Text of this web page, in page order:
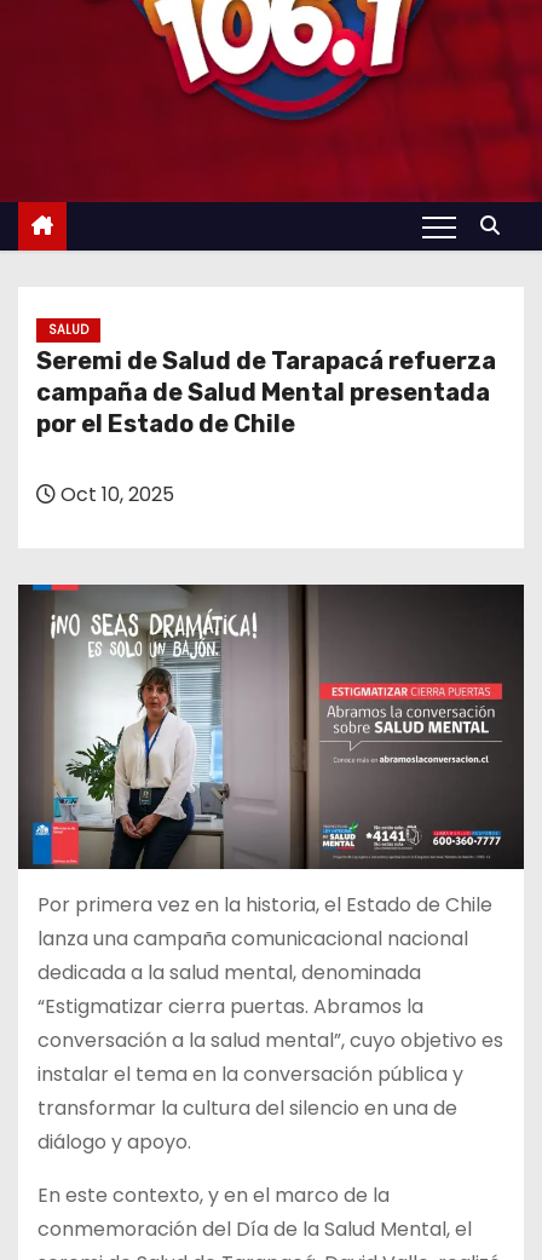
SALUD
Seremi de Salud de Tarapacá refuerza
campaña de Salud Mental presentada
por el Estado de Chile
Oct 10, 2025
Por primera vez en la historia, el Estado de Chile
lanza una campaña comunicacional nacional
dedicada a la salud mental, denominada
“Estigmatizar cierra puertas. Abramos la
conversación a la salud mental”, cuyo objetivo es
instalar el tema en la conversación pública y
transformar la cultura del silencio en una de
diálogo y apoyo.
En este contexto, y en el marco de la
conmemoración del Día de la Salud Mental, el